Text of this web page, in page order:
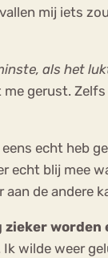
mij iets
als het
gerust.
echt heb
blij mee
de
worden
wilde weer